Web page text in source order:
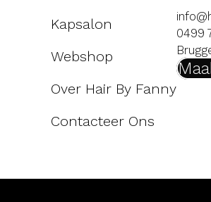
Kapsalon
Webshop
Over Hair By Fanny
Contacteer Ons
0499